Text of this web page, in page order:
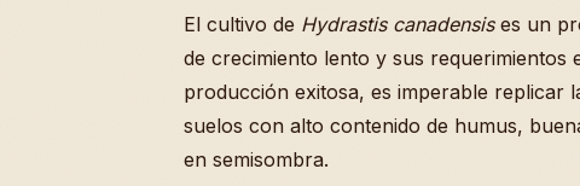
El cultivo de Hydrastis canadensises un
de crecimiento lento y sus
producción exitosa, es imperable replicar
suelos con alto contenido de humus,
en semisombra.